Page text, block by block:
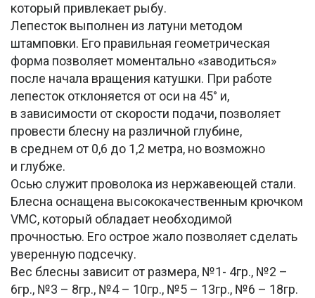
который привлекает рыбу.
Лепесток выполнен из латуни методом
штамповки. Его правильная геометрическая
форма позволяет моментально «заводиться»
после начала вращения катушки. При работе
лепесток отклоняется от оси на 45° и,
в зависимости от скорости подачи, позволяет
провести блесну на различной глубине,
в среднем от 0,6 до 1,2 метра, но возможно
и глубже.
Осью служит проволока из нержавеющей стали.
Блесна оснащена высококачественным крючком
VMC, который обладает необходимой
прочностью. Его острое жало позволяет сделать
уверенную подсечку.
Вес блесны зависит от размера, №1- 4гр., №2 –
6гр., №3 – 8гр., №4 – 10гр., №5 – 13гр., №6 – 18гр.